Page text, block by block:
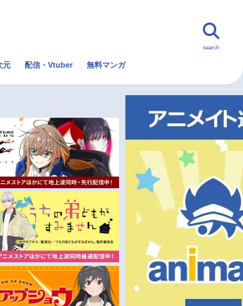
トレンド 無料マンガ
アニメ
冬アニメ
search
元 配信・Vtuber 無料マンガ